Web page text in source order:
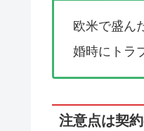
欧米で盛ん
婚時にトラ
注意点は契